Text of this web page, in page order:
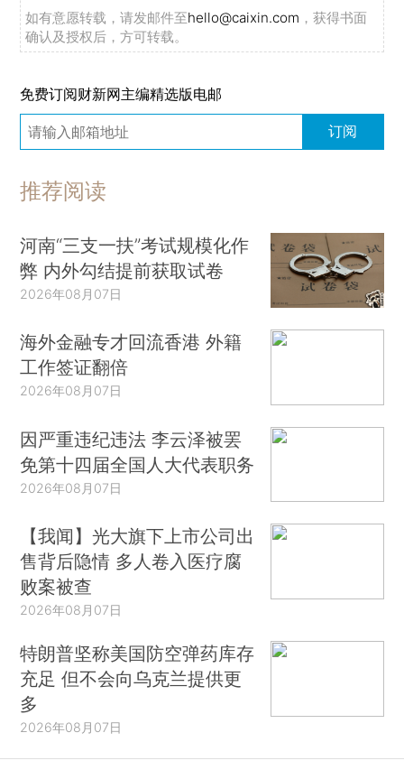
如有意愿转载，请发邮件至hello@caixin.com ，获得书面
确认及授权后，方可转载。
免费订阅财新网主编精选版电邮
订阅
推荐阅读
河南“三支一扶”考试规模化作
弊 内外勾结提前获取试卷
2026年08月07日
海外金融专才回流香港 外籍
工作签证翻倍
2026年08月07日
因严重违纪违法 李云泽被罢
免第十四届全国人大代表职务
2026年08月07日
【我闻】光大旗下上市公司出
售背后隐情 多人卷入医疗腐
败案被查
2026年08月07日
特朗普坚称美国防空弹药库存
充足 但不会向乌克兰提供更
多
2026年08月07日